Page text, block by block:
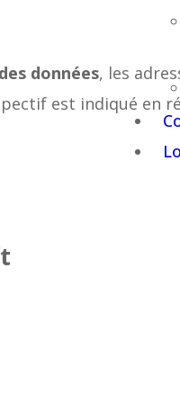
données, les
est indiqué en